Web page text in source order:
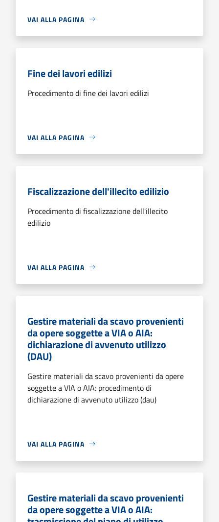
VAI ALLA PAGINA
Fine dei lavori edilizi
Procedimento di fine dei lavori edilizi
VAI ALLA PAGINA
Fiscalizzazione dell'illecito edilizio
Procedimento di fiscalizzazione dell'illecito
edilizio
VAI ALLA PAGINA
Gestire materiali da scavo provenienti
da opere soggette a VIA o AIA:
dichiarazione di avvenuto utilizzo
(DAU)
Gestire materiali da scavo provenienti da opere
soggette a VIA o AIA: procedimento di
dichiarazione di avvenuto utilizzo (dau)
VAI ALLA PAGINA
Gestire materiali da scavo provenienti
da opere soggette a VIA o AIA: